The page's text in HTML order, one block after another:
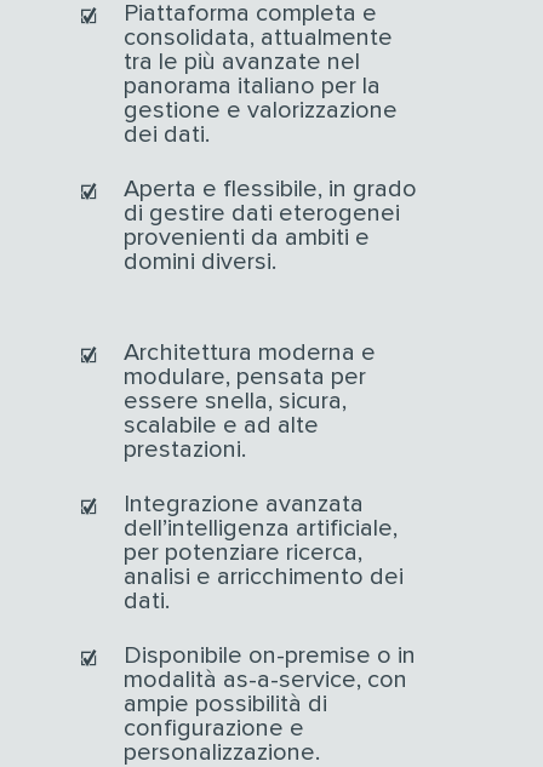
Piattaforma completa e
consolidata, attualmente
tra le più avanzate nel
panorama italiano per la
gestione e valorizzazione
dei dati.
Aperta e flessibile, in grado
di gestire dati eterogenei
provenienti da ambiti e
domini diversi.
Architettura moderna e
modulare, pensata per
essere snella, sicura,
scalabile e ad alte
prestazioni.
Integrazione avanzata
dell’intelligenza artificiale,
per potenziare ricerca,
analisi e arricchimento dei
dati.
Disponibile on-premise o in
modalità as-a-service, con
ampie possibilità di
configurazione e
personalizzazione.